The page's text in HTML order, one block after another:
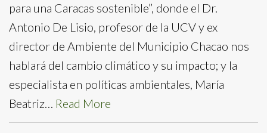
para una Caracas sostenible”, donde el Dr.
Antonio De Lisio, profesor de la UCV y ex
director de Ambiente del Municipio Chacao nos
hablará del cambio climático y su impacto; y la
especialista en políticas ambientales, María
Beatriz… Read More